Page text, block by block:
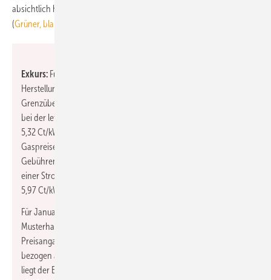
absichtlich hergestellte Wasserstoff als grauer Wasserstoff produziert
(Grüner, blauer, türkiser Wasserstoff…: Die H2-Farbpalette
Exkurs: Für einen Haushaltskunden sind die reinen
Herstellungskosten von Wasserstoff am ehesten auf Basis des
Grenzübergangspreises von Erdgas vergleichbar. Dieser betrug
bei der letzten Meldung des BAFA für Dezember 2021 rund
5,32 Ct/kWh. Im Dezember 2020, vor dem deutlichen Anstieg der
Gaspreise) lag er bei rund 1,53 Ct/kWh. Über Gewinnmargen,
Gebühren, Umlagen und Steuern kostete Erdgas Verbraucher bei
einer Strom Abnahme von 20 000 kWh/a im Jahr 2020 rund
5,97 Ct/kWh (also vor dem Start der CO
Für Januar 2022 weist die BDEW-Gaspreisanalyse für den
Musterhaushalt einen Gaspreis von 12,21 Ct/kWh aus. Diese
Preisangaben bezieht sich allerdings auf den Brennwert,
bezogen auf den oben beim Wasserstoff verwendeten Heizwert
liegt der Erdgaspreis dann im Januar 2022 bei etwa